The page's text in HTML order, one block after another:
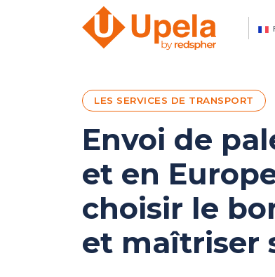
LES SERVICES DE TRANSPORT
Envoi de
et en
choisir le
et maîtriser